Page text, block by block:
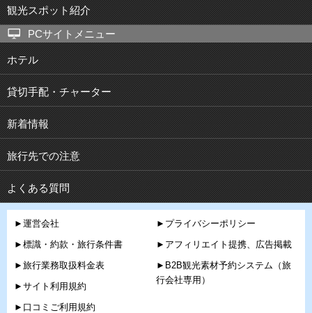
観光スポット紹介
PCサイトメニュー
ホテル
貸切手配・チャーター
新着情報
旅行先での注意
よくある質問
►運営会社
►標識・約款・旅行条件書
►旅行業務取扱料金表
►サイト利用規約
►口コミご利用規約
►プライバシーポリシー
►アフィリエイト提携、広告掲載
►B2B観光素材予約システム（旅
行会社専用）